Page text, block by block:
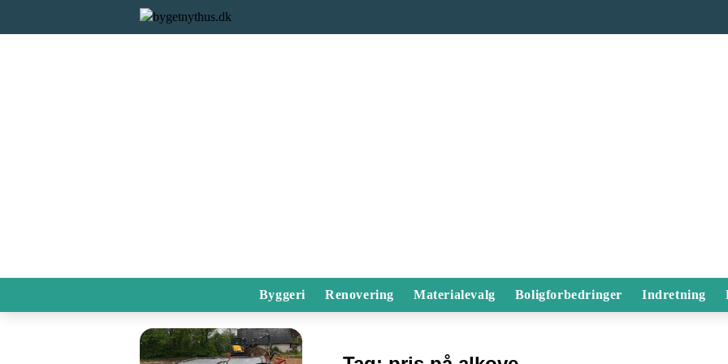
Byggeri Renovering Materialevalg Boligforbedringer Indretning